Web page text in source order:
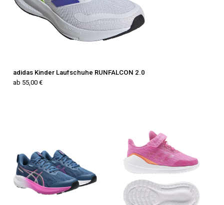
adidas Kinder Laufschuhe RUNFALCON 2.0
ab 55,00 €